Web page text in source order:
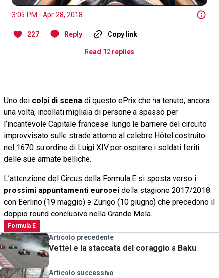
3:06 PM · Apr 28, 2018
227 Reply Copy link
Read 12 replies
Uno dei colpi di scena di questo ePrix che ha tenuto, ancora
una volta, incollati migliaia di persone a spasso per
l’incantevole Capitale francese, lungo le barriere del circuito
improvvisato sulle strade attorno al celebre Hôtel costruito
nel 1670 su ordine di Luigi XIV per ospitare i soldati feriti
delle sue armate belliche.
L’attenzione del Circus della Formula E si sposta verso i
prossimi appuntamenti europei della stagione 2017/2018:
con Berlino (19 maggio) e Zurigo (10 giugno) che precedono il
doppio round conclusivo nella Grande Mela.
Formula E
Articolo precedente
Vettel e la staccata del coraggio a Baku
Articolo successivo